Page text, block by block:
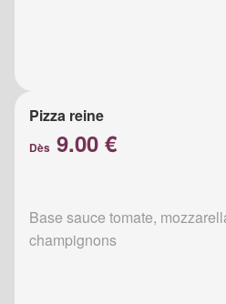
Pizza reine
Dès 9.00 €
Base sauce tomate,
champignons